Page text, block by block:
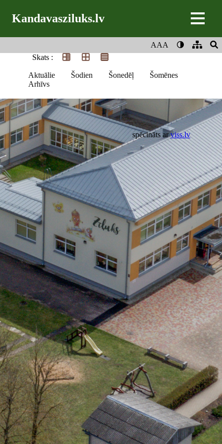
Kandavasziluks.lv
AAA
Skats :
Aktuālie Šodien Šonedēļ
Šomēnes
Arhīvs
spēcināts arviss.lv